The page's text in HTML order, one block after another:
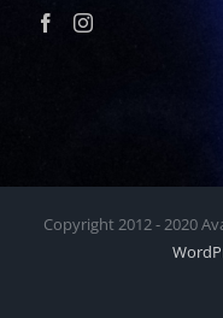
Copyright 2012 - 2020